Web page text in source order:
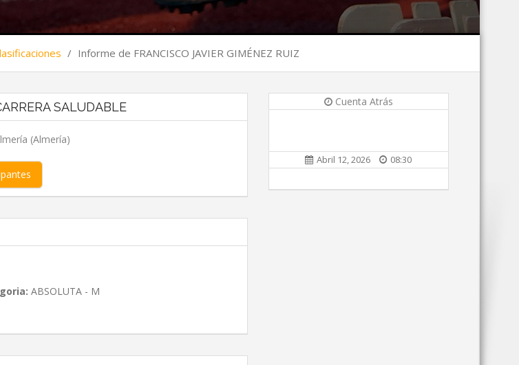
/ Informe de FRANCISCO JAVIER GIMÉNEZ RUIZ
SALUDABLE
(Almería)
ABSOLUTA - M
Cuenta Atrás
Abril 12, 2026 08:30